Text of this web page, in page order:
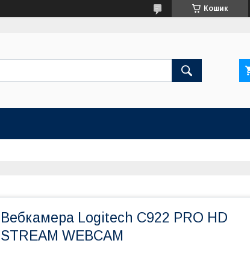
Кошик
Вебкамера Logitech C922 PRO HD
STREAM WEBCAM